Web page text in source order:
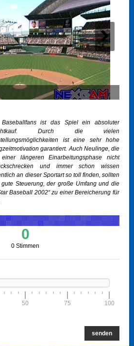
ist das Spiel ein absoluter
Durch die vielen
ist eine sehr hohe
garantiert. Auch Neulinge, die
längeren Einarbeitungsphase nicht
und immer schon wissen
an dieser Sportart so toll finden, sollten
Steuerung, der große Umfang und die
Baseball 2002“ zu einer Bereicherung für
0
0 Stimmen
50 75 100
senden